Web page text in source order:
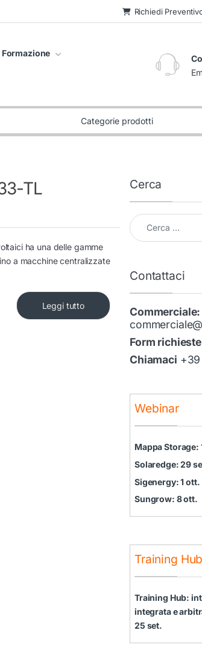
Richiedi
Formazione
TL
ha una delle gamme
a macchine centralizzate
Leggi tutto
Cerca
Cerca per:
Contattaci
Commerciale:
Form richieste
Chiamaci
Webinar
Mappa Storage:
Solaredge: 29
Sigenergy: 1 ott.
Sungrow: 8 ott.
Training
Training Hub:
integrata e
25 set.